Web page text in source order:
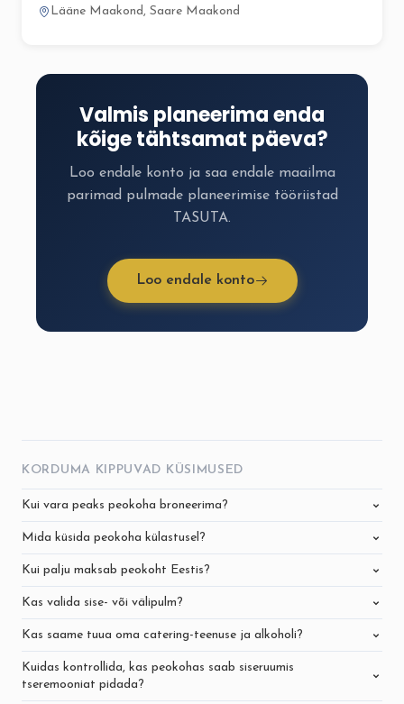
Lääne Maakond, Saare Maakond
Valmis planeerima enda
kõige tähtsamat päeva?
Loo endale konto ja saa endale maailma
parimad pulmade planeerimise tööriistad
TASUTA.
Loo endale konto
KORDUMA KIPPUVAD KÜSIMUSED
Kui vara peaks peokoha broneerima?
Mida küsida peokoha külastusel?
Kui palju maksab peokoht Eestis?
Kas valida sise- või välipulm?
Kas saame tuua oma catering-teenuse ja alkoholi?
Kuidas kontrollida, kas peokohas saab siseruumis
tseremooniat pidada?